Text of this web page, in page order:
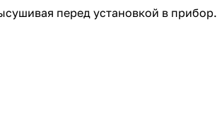
перед установкой в прибор.